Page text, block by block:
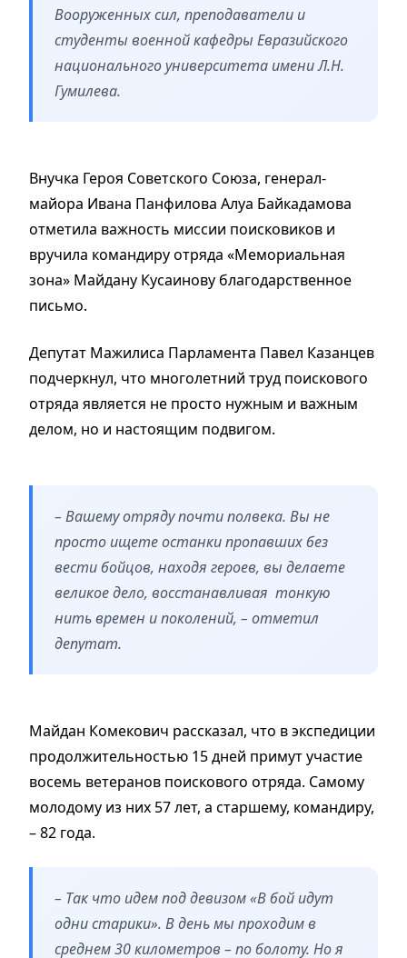
Вооруженных сил, преподаватели и
студенты военной кафедры Евразийского
национального университета имени Л.Н.
Гумилева.
Внучка Героя Советского Союза, генерал-
майора Ивана Панфилова Алуа Байкадамова
отметила важность миссии поисковиков и
вручила командиру отряда «Мемориальная
зона» Майдану Кусаинову благодарственное
письмо.
Депутат Мажилиса Парламента Павел Казанцев
подчеркнул, что многолетний труд поискового
отряда является не просто нужным и важным
делом, но и настоящим подвигом.
– Вашему отряду почти полвека. Вы не
просто ищете останки пропавших без
вести бойцов, находя героев, вы делаете
великое дело, восстанавливая тонкую
нить времен и поколений, – отметил
депутат.
Майдан Комекович рассказал, что в экспедиции
продолжительностью 15 дней примут участие
восемь ветеранов поискового отряда. Самому
молодому из них 57 лет, а старшему, командиру,
– 82 года.
– Так что идем под девизом «В бой идут
одни старики». В день мы проходим в
среднем 30 километров – по болоту. Но я